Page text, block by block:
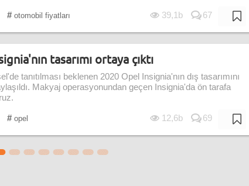
# otomobil fiyatları 39,1b 67
tasarımı ortaya çıktı
tanıtılması beklenen 2020 Opel Insignia'nın dış tasarımını
Makyaj operasyonundan geçen Insignia'da ön tarafa
# opel 12,6b 69